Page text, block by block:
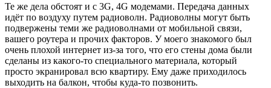
Те же дела обстоят и с 3G, 4G модемами. Передача данных
идёт по воздуху путем радиоволн. Радиоволны могут быть
подвержены теми же радиоволнами от мобильной связи,
вашего роутера и прочих факторов. У моего знакомого был
очень плохой интернет из-за того, что его стены дома были
сделаны из какого-то специального материала, который
просто экранировал всю квартиру. Ему даже приходилось
выходить на балкон, чтобы куда-то позвонить.